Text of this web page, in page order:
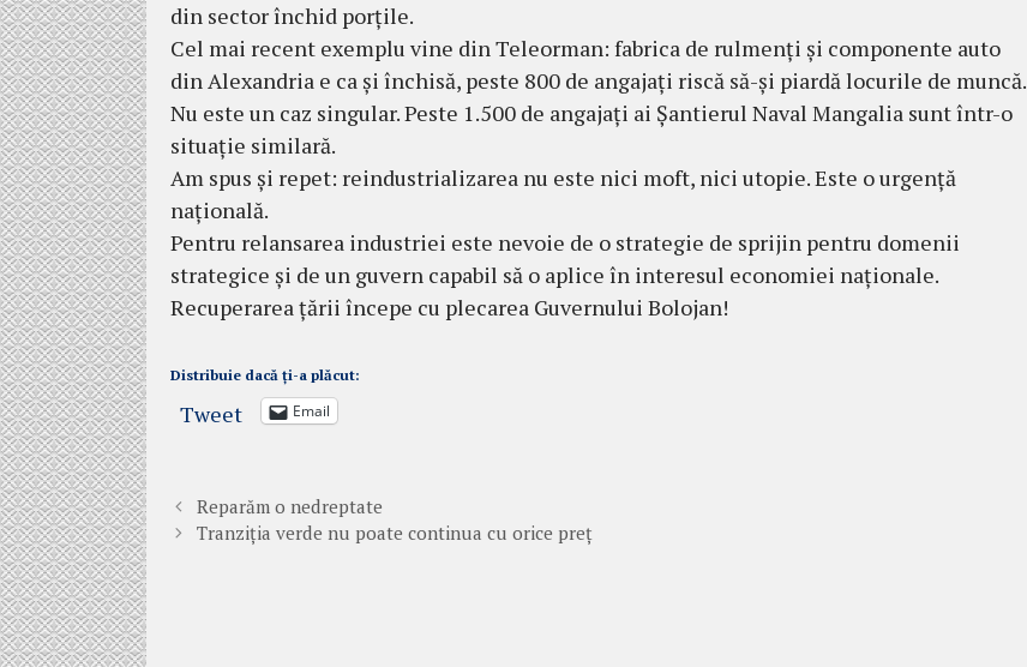
din sector închid porțile.
Cel mai recent exemplu vine din Teleorman: fabrica de rulmenți și componente auto
din Alexandria e ca și închisă, peste 800 de angajați riscă să-și piardă locurile de muncă.
Nu este un caz singular. Peste 1.500 de angajați ai Șantierul Naval Mangalia sunt într-o
situație similară.
Am spus și repet: reindustrializarea nu este nici moft, nici utopie. Este o urgență
națională.
Pentru relansarea industriei este nevoie de o strategie de sprijin pentru domenii
strategice și de un guvern capabil să o aplice în interesul economiei naționale.
Recuperarea țării începe cu plecarea Guvernului Bolojan!
Distribuie dacă ți-a plăcut:
Tweet Email
Reparăm o nedreptate
Tranziția verde nu poate continua cu orice preț